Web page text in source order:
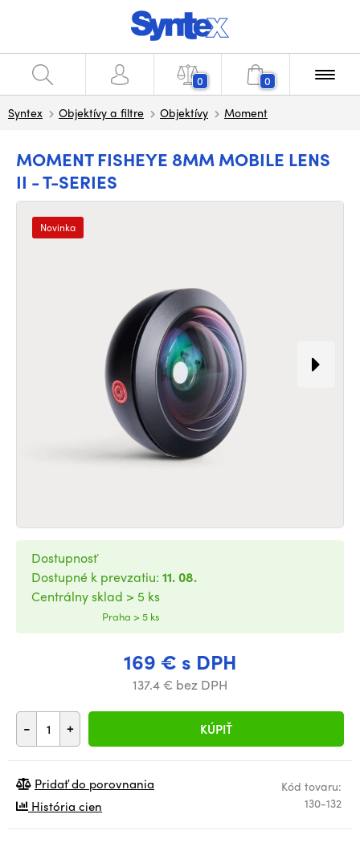
0 0
Syntex Objektívy a filtre Objektívy Moment
MOMENT FISHEYE 8MM MOBILE LENS
II - T-SERIES
Novinka
169 € s DPH
137.4 € bez DPH
- + KÚPIŤ
Dostupnosť
Dostupné k prevzatiu: 11. 08.
Centrálny sklad > 5 ks
Praha > 5 ks
Kód tovaru:
130-132
Pridať do porovnania
História cien